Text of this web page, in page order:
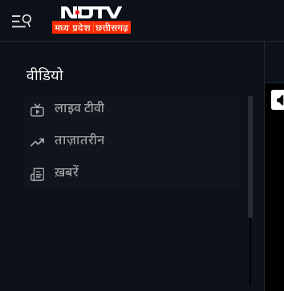
वीडियो
लाइव टीवी
ताज़ातरीन
ख़बरें